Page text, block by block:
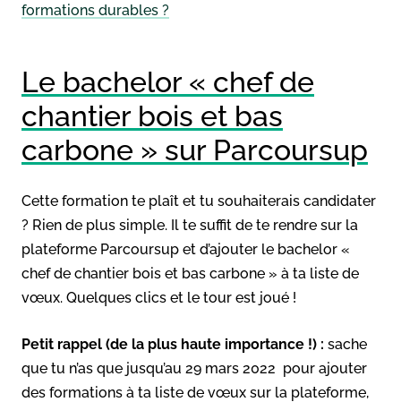
formations durables ?
Le bachelor « chef de
chantier bois et bas
carbone » sur Parcoursup
Cette formation te plaît et tu souhaiterais candidater
? Rien de plus simple. Il te suffit de te rendre sur la
plateforme Parcoursup et d’ajouter le bachelor «
chef de chantier bois et bas carbone » à ta liste de
vœux. Quelques clics et le tour est joué !
Petit rappel (de la plus haute importance !) : sache
que tu n’as que jusqu’au 29 mars 2022 pour ajouter
des formations à ta liste de vœux sur la plateforme,